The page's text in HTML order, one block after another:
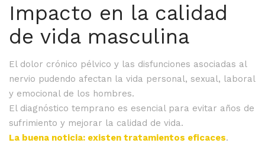
Impacto en la calidad
de vida masculina
El dolor crónico pélvico y las disfunciones asociadas al
nervio pudendo afectan la vida personal, sexual, laboral
y emocional de los hombres.
El diagnóstico temprano es esencial para evitar años de
sufrimiento y mejorar la calidad de vida.
La buena noticia: existen tratamientos eficaces.